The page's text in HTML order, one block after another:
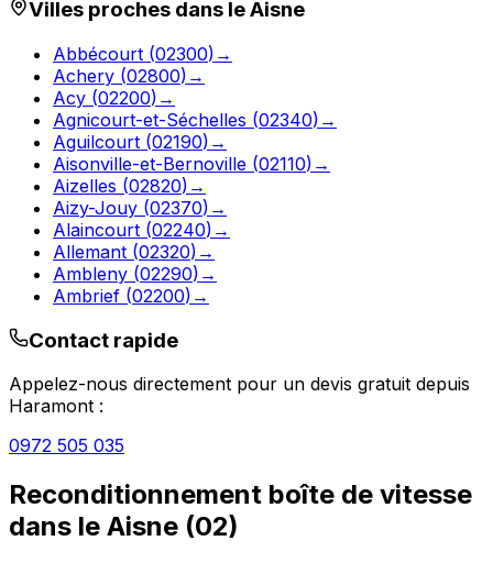
Villes proches dans leAisne
Abbécourt (02300) →
Achery (02800) →
Acy (02200) →
Agnicourt-et-Séchelles (02340) →
Aguilcourt (02190) →
Aisonville-et-Bernoville (02110) →
Aizelles (02820) →
Aizy-Jouy (02370) →
Alaincourt (02240) →
Allemant (02320) →
Ambleny (02290) →
Ambrief (02200) →
Contact rapide
Appelez-nous directement pour un devis gratuit depuis
Haramont :
0972 505 035
Reconditionnement boîte de vitesse
dans le Aisne (02)